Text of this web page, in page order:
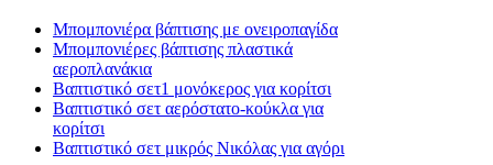
Μπομπονιέρα βάπτισης με ονειροπαγίδα
Μπομπονιέρες βάπτισης πλαστικά
αεροπλανάκια
Βαπτιστικό σετ1 μονόκερος για κορίτσι
Βαπτιστικό σετ αερόστατο-κούκλα για
κορίτσι
Βαπτιστικό σετ μικρός Νικόλας για αγόρι